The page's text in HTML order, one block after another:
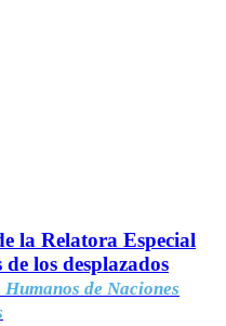
la Relatora Especial
los desplazados
de Naciones